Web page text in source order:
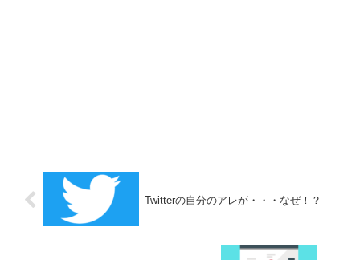
Twitterの自分のアレが・・・なぜ！？